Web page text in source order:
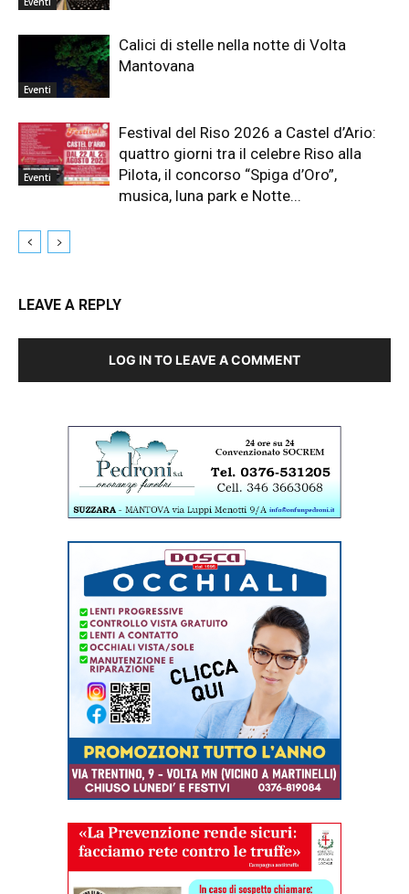
Eventi
Calici di stelle nella notte di Volta
Mantovana
Eventi
Festival del Riso 2026 a Castel d’Ario:
quattro giorni tra il celebre Riso alla
Pilota, il concorso “Spiga d’Oro”,
musica, luna park e Notte...
LEAVE A REPLY
LOG IN TO LEAVE A COMMENT